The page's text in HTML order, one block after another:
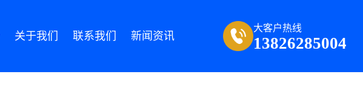
关于我们 联系我们 新闻资讯
大客户热线
13826285004